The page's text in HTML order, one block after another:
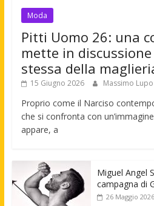
Moda
Pitti Uomo 26: una
mette in
stessa della
15 Giugno 2026 Massimo Lupo
Proprio come il Narciso
che si confronta con
appare, a
Miguel Angel
campagna di
26 Maggio 2026